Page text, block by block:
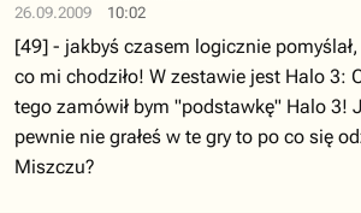
26.09.2009 10:02
[49] - jakbyś czasem logicznie
co mi chodziło! W zestawie jest Halo 3:
tego zamówił bym "podstawkę" Halo 3!
pewnie nie grałeś w te gry to po co się
Miszczu?